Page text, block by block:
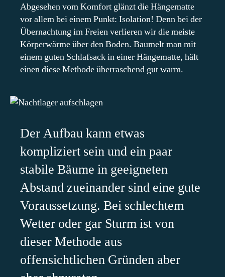
Abgesehen vom Komfort glänzt die Hängematte
vor allem bei einem Punkt: Isolation! Denn bei der
Übernachtung im Freien verlieren wir die meiste
Körperwärme über den Boden. Baumelt man mit
einem guten Schlafsack in einer Hängematte, hält
einen diese Methode überraschend gut warm.
Der Aufbau kann etwas
kompliziert sein und ein paar
stabile Bäume in geeigneten
Abstand zueinander sind eine gute
Voraussetzung. Bei schlechtem
Wetter oder gar Sturm ist von
dieser Methode aus
offensichtlichen Gründen aber